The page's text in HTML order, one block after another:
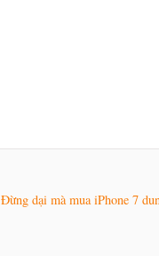
Đừng dại mà mua iPhone 7